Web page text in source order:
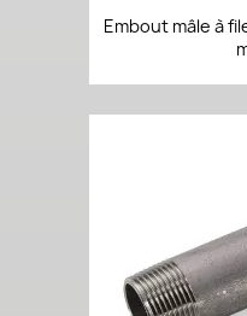
Embout mâle à